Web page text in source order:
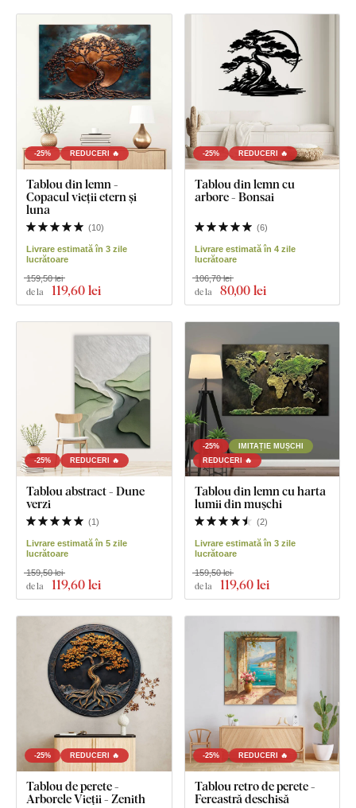
-25% REDUCERI 🔥
Tablou din lemn -
Copacul vieții etern și
luna
(10)
Livrare estimată în 3 zile
lucrătoare
de la 119,60 lei
159,50 lei
-25% REDUCERI 🔥
Tablou din lemn cu
arbore - Bonsai
(6)
Livrare estimată în 4 zile
lucrătoare
de la 80,00 lei
106,70 lei
-25% REDUCERI 🔥
Tablou abstract - Dune
verzi
(1)
Livrare estimată în 5 zile
lucrătoare
de la 119,60 lei
159,50 lei
-25%
IMITAȚIE MUȘCHI
REDUCERI 🔥
Tablou din lemn cu harta
lumii din mușchi
(2)
Livrare estimată în 3 zile
lucrătoare
de la 119,60 lei
159,50 lei
-25% REDUCERI 🔥
Tablou de perete -
Arborele Vieții - Zenith
-25% REDUCERI 🔥
Tablou retro de perete -
Fereastră deschisă